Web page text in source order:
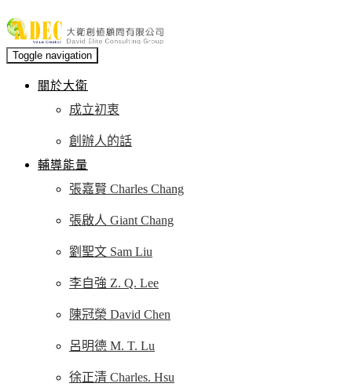
Toggle navigation
關於大衛
成立初衷
創辦人的話
輔導能量
張嘉賢 Charles Chang
張啟人 Giant Chang
劉聖文 Sam Liu
李自強 Z. Q. Lee
陳冠榮 David Chen
呂明德 M. T. Lu
徐正清 Charles. Hsu